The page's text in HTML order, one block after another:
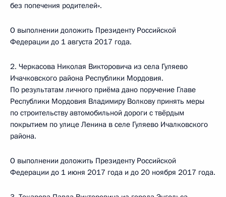
без попечения родителей».
О выполнении доложить Президенту Российской
Федерации до 1 августа 2017 года.
2. Черкасова Николая Викторовича из села Гуляево
Ичачковского района Республики Мордовия.
По результатам личного приёма дано поручение Главе
Республики Мордовия Владимиру Волкову принять меры
по строительству автомобильной дороги с твёрдым
покрытием по улице Ленина в селе Гуляево Ичалковского
района.
О выполнении доложить Президенту Российской
Федерации до 1 июня 2017 года и до 20 ноября 2017 года.